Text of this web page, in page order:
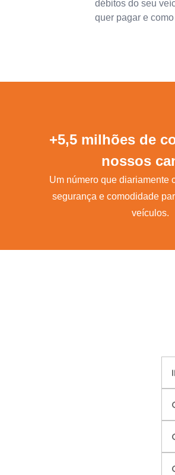
débitos do seu
quer pagar e
+5,5 milhões de
nossos
Um número que diariamente
segurança e comodidade
veículos.